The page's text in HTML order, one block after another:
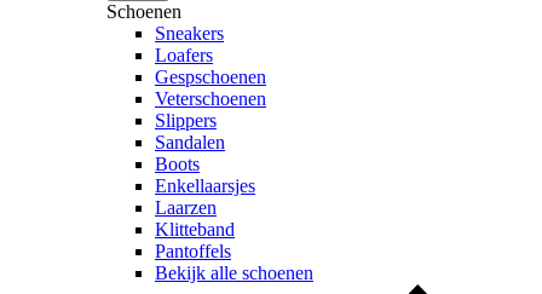
Schoenen
Sneakers
Loafers
Gespschoenen
Veterschoenen
Slippers
Sandalen
Boots
Enkellaarsjes
Laarzen
Klitteband
Pantoffels
Bekijk alle schoenen